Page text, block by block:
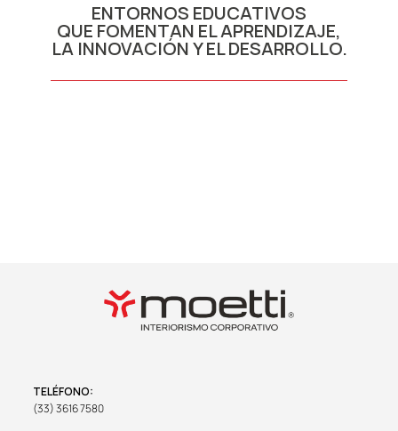
ENTORNOS EDUCATIVOS
QUE FOMENTAN EL APRENDIZAJE,
LA INNOVACIÓN Y EL DESARROLLO.
TELÉFONO:
(33) 3616 7580